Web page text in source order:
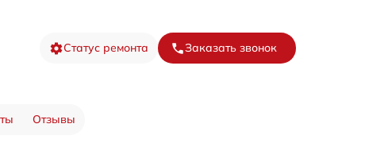
Статус ремонта Заказать звонок
Отзывы